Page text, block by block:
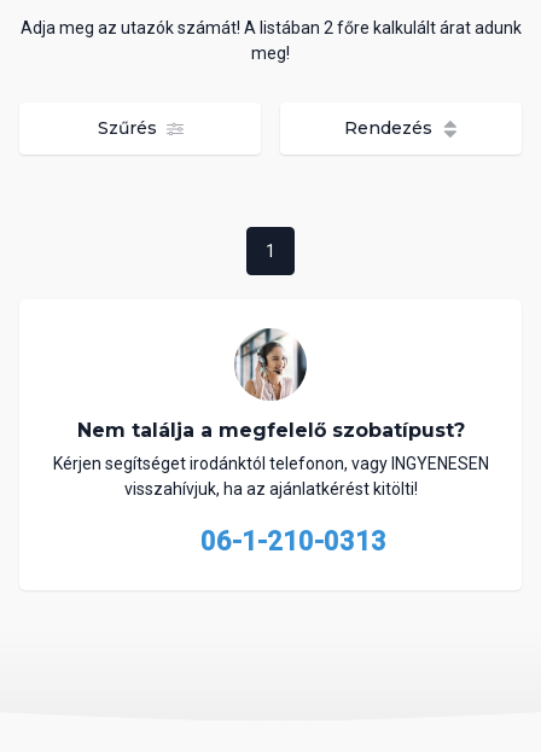
Adja meg az utazók számát! A listában 2 főre kalkulált árat adunk
meg!
Szűrés Rendezés
1
Nem találja a megfelelő szobatípust?
Kérjen segítséget irodánktól telefonon, vagy INGYENESEN
visszahívjuk, ha az ajánlatkérést kitölti!
06-1-210-0313